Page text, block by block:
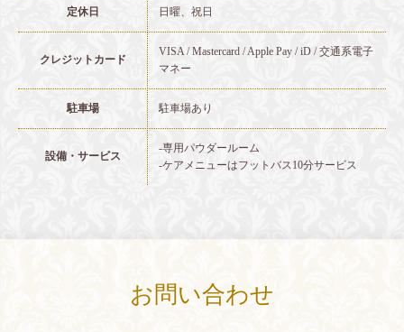
定休日 日曜、祝日
クレジットカード
VISA / Mastercard / Apple Pay / iD / 交通系電子
マネー
駐車場 駐車場あり
設備・サービス
-専用パウダールーム
-ケアメニューはフットバス10分サービス
お問い合わせ